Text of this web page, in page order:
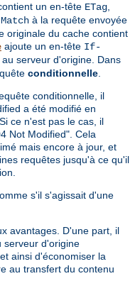
un en-tête ETag
à la requête envoyée
originale du cache contient
ajoute un en-tête If-
serveur d'origine. Dans
conditionnelle
conditionnelle, il
a été modifié en
ce n'est pas le cas, il
Not Modified". Cela
mais encore à jour, et
requêtes jusqu'à ce qu'il
s'il s'agissait d'une
avantages. D'une part, il
serveur d'origine
ainsi d'économiser la
au transfert du contenu